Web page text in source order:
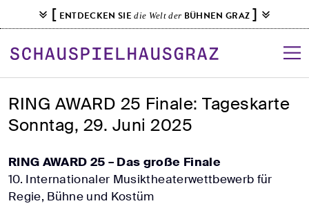
k
p
t
o
c
o
t
e
n
[ ENTDECKEN SIEdie Welt der BÜHNEN GRAZ ]
RING AWARD 25 Finale: Tageskarte
Sonntag, 29. Juni 2025
RING AWARD 25 – Das große Finale
10. Internationaler Musiktheaterwettbewerb für
Regie, Bühne und Kostüm